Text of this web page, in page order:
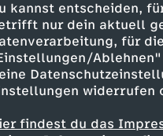
kannst entscheiden,
nur dein aktuell
für
widerrufen
findest du das
Comedy